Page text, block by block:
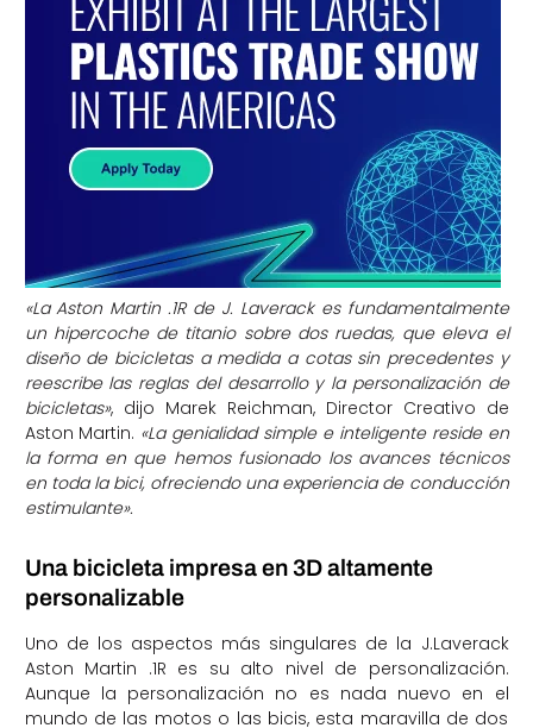
«La Aston Martin .1R de J. Laverack es fundamentalmente
un hipercoche de titanio sobre dos ruedas, que eleva el
diseño de bicicletas a medida a cotas sin precedentes y
reescribe las reglas del desarrollo y la personalización de
bicicletas», dijo Marek Reichman, Director Creativo de
Aston Martin. «La genialidad simple e inteligente reside en
la forma en que hemos fusionado los avances técnicos
en toda la bici, ofreciendo una experiencia de conducción
estimulante».
Una bicicleta impresa en 3D altamente
personalizable
Uno de los aspectos más singulares de la J.Laverack
Aston Martin .1R es su alto nivel de personalización.
Aunque la personalización no es nada nuevo en el
mundo de las motos o las bicis, esta maravilla de dos